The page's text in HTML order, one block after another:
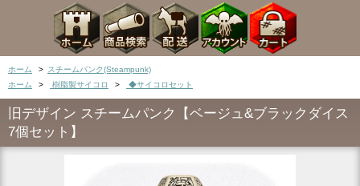
ホーム > スチームパンク(Steampunk)
ホーム
> 樹脂製サイコロ > ◆サイコロセット
旧デザイン スチームパンク【ベージュ&ブラックダイス
7個セット】